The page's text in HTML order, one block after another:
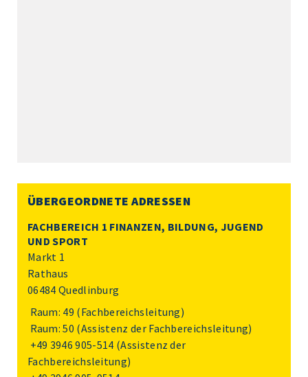
ÜBERGEORDNETE ADRESSEN
FACHBEREICH 1 FINANZEN, BILDUNG, JUGEND
UND SPORT
Markt 1
Rathaus
06484 Quedlinburg
Raum: 49 (Fachbereichsleitung)
Raum: 50 (Assistenz der Fachbereichsleitung)
+49 3946 905-514 (Assistenz der
Fachbereichsleitung)